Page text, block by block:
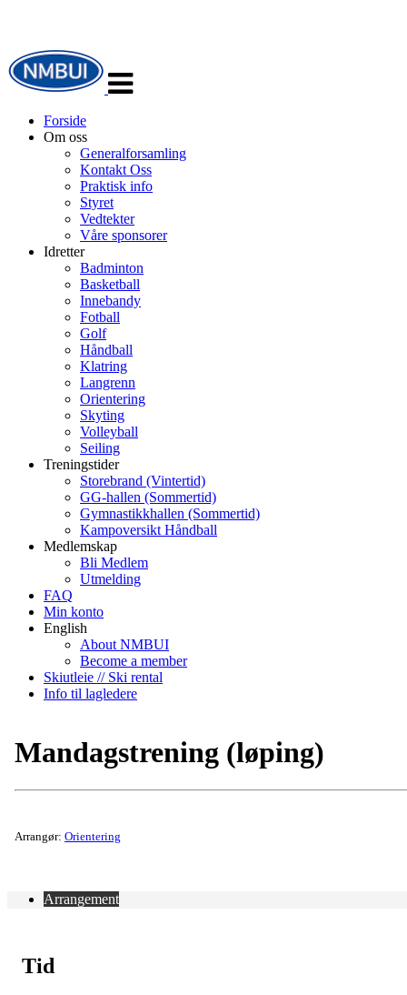
navigasjon
Forside
Om oss
Generalforsamling
Kontakt Oss
Praktisk info
Styret
Vedtekter
Våre sponsorer
Idretter
Badminton
Basketball
Innebandy
Fotball
Golf
Håndball
Klatring
Langrenn
Orientering
Skyting
Volleyball
Seiling
Treningstider
Storebrand (Vintertid)
GG-hallen (Sommertid)
Gymnastikkhallen (Sommertid)
Kampoversikt Håndball
Medlemskap
Bli Medlem
Utmelding
FAQ
Min konto
English
About NMBUI
Become a member
Skiutleie // Ski rental
Info til lagledere
Mandagstrening (løping)
Arrangør: Orientering
Arrangement
Tid